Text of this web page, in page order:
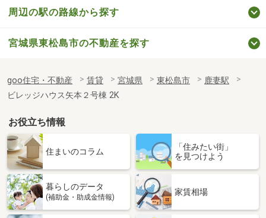
周辺の駅の路線から探す
宮城県東松島市の不動産を探す
goo住宅・不動産 賃貸 宮城県 東松島市
鹿妻駅
ビレッジハウス矢本２号棟 2K
お役立ち情報
住まいのコラム
「住みたい街」
を見つけよう
暮らしのデータ
(補助金・助成金情報)
家賃相場